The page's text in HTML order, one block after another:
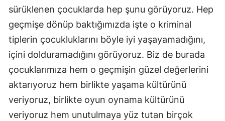
sürüklenen çocuklarda hep şunu görüyoruz. Hep
geçmişe dönüp baktığımızda işte o kriminal
tiplerin çocukluklarını böyle iyi yaşayamadığını,
içini dolduramadığını görüyoruz. Biz de burada
çocuklarımıza hem o geçmişin güzel değerlerini
aktarıyoruz hem birlikte yaşama kültürünü
veriyoruz, birlikte oyun oynama kültürünü
veriyoruz hem unutulmaya yüz tutan birçok